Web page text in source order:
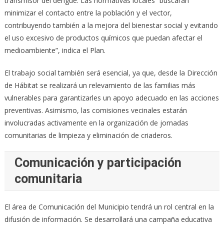
minimizar el contacto entre la población y el vector,
contribuyendo también a la mejora del bienestar social y evitando
el uso excesivo de productos químicos que puedan afectar el
medioambiente”, indica el Plan.
El trabajo social también será esencial, ya que, desde la Dirección
de Hábitat se realizará un relevamiento de las familias más
vulnerables para garantizarles un apoyo adecuado en las acciones
preventivas. Asimismo, las comisiones vecinales estarán
involucradas activamente en la organización de jornadas
comunitarias de limpieza y eliminación de criaderos.
Comunicación y participación
comunitaria
El área de Comunicación del Municipio tendrá un rol central en la
difusión de información. Se desarrollará una campaña educativa